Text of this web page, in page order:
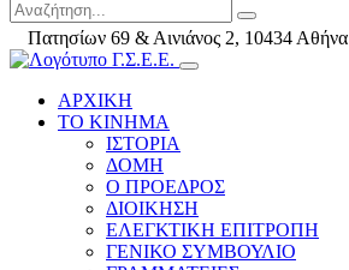
Πατησίων 69 & Αινιάνος 2, 10434 Αθήνα
ΑΡΧΙΚΗ
ΤΟ ΚΙΝΗΜΑ
ΙΣΤΟΡΙΑ
ΔΟΜΗ
Ο ΠΡΟΕΔΡΟΣ
ΔΙΟΙΚΗΣΗ
ΕΛΕΓΚΤΙΚΗ ΕΠΙΤΡΟΠΗ
ΓΕΝΙΚΟ ΣΥΜΒΟΥΛΙΟ